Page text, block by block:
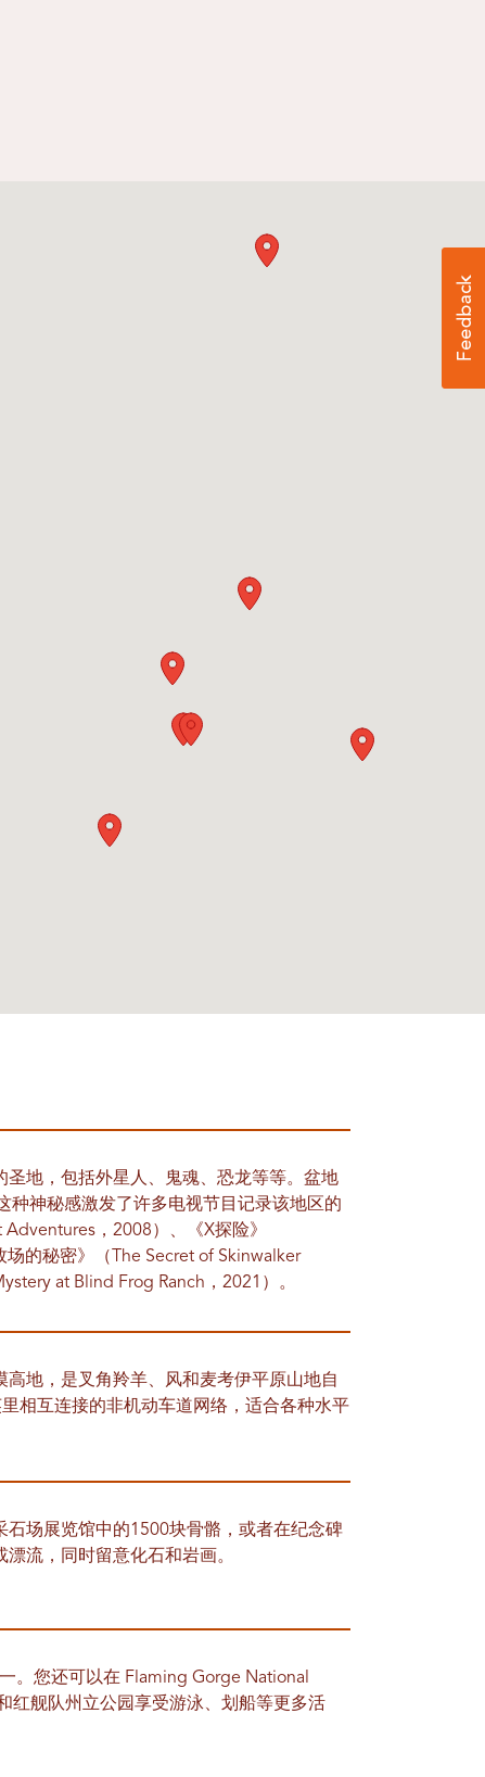
地，包括外星人、鬼魂、恐龙等等。盆地
种神秘感激发了许多电视节目记录该地区的
，2008）、《X探险》
的秘密》（The Secret of Skinwalker
at Blind Frog Ranch，2021）。
地，是叉角羚羊、风和麦考伊平原山地自
相互连接的非机动车道网络，适合各种水平
场展览馆中的1500块骨骼，或者在纪念碑
流，同时留意化石和岩画。
。您还可以在 Flaming Gorge National
红舰队州立公园享受游泳、划船等更多活